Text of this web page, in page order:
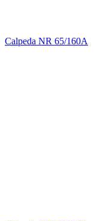
Calpeda NR 65/160A